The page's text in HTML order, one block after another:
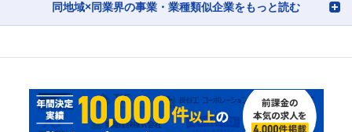
同地域×同業界の事業・業種類似企業をもっと読む